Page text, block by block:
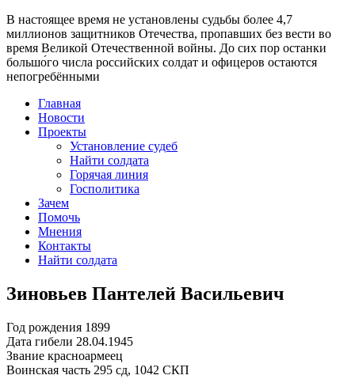
В настоящее время не установлены судьбы более 4,7
миллионов защитников Отечества, пропавших без вести во
время Великой Отечественной войны. До сих пор останки
большо́го числа российских солдат и офицеров остаются
непогребёнными
Главная
Новости
Проекты
Установление судеб
Найти солдата
Горячая линия
Госполитика
Зачем
Помочь
Мнения
Контакты
Найти солдата
Зиновьев Пантелей Васильевич
Год рождения 1899
Дата гибели 28.04.1945
Звание красноармеец
Воинская часть 295 сд, 1042 СКП